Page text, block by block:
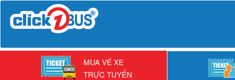
MUA VÉ XE
TRỰC TUYẾN